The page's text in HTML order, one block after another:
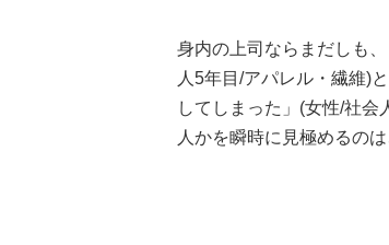
身内の上司ならまだしも
人5年目/アパレル・繊維)
してしまった」(女性/社
人かを瞬時に見極めるの